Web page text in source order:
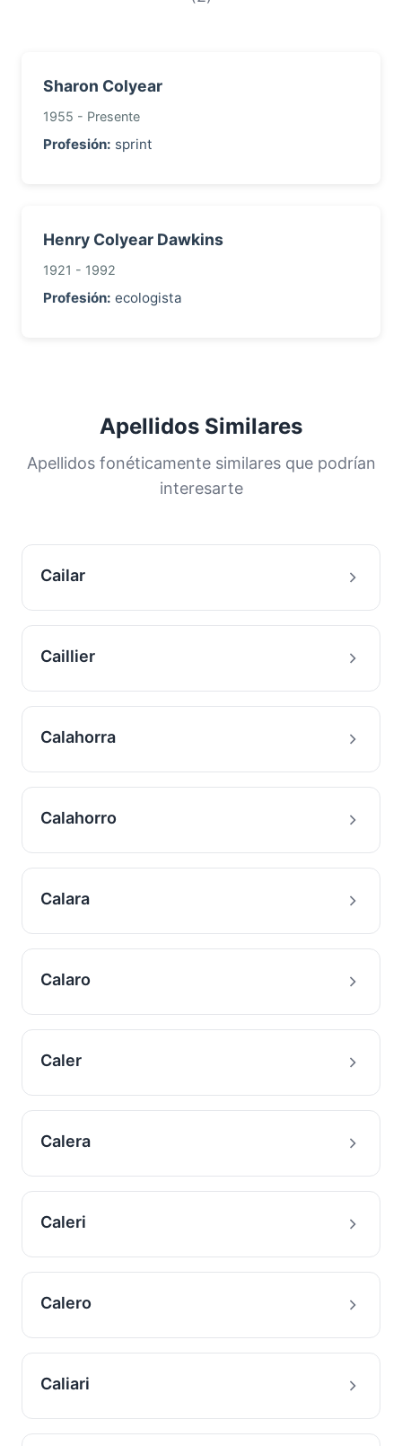
Sharon Colyear
1955 - Presente
Profesión: sprint
Henry Colyear Dawkins
1921 - 1992
Profesión: ecologista
Apellidos Similares
Apellidos fonéticamente similares que podrían
interesarte
Cailar
Caillier
Calahorra
Calahorro
Calara
Calaro
Caler
Calera
Caleri
Calero
Caliari